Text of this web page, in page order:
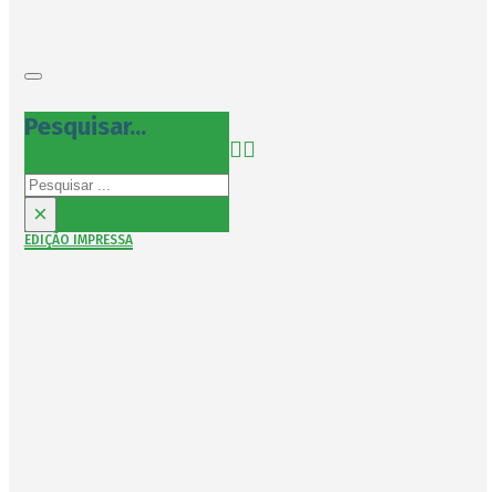
Pesquisar...
Pesquisar
×
EDIÇÃO IMPRESSA